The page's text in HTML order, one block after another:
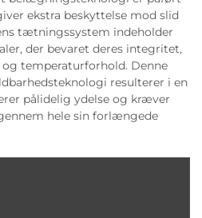
ekstra beskyttelse mod slid
tætningssystem indeholder
der bevaret deres integritet,
temperaturforhold. Denne
resulterer i en
pålidelig ydelse og kræver
hele sin forlængede